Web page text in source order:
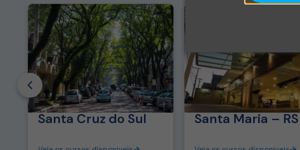
Santa Cruz do Sul Santa Maria – RS